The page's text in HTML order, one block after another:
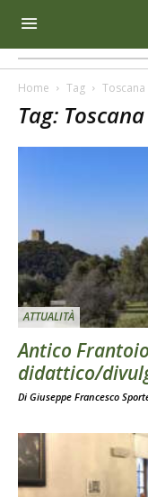
Home Tag Toscana
Tag: Toscana
ATTUALITÀ
Antico
didattico/
Di Giuseppe Francesco